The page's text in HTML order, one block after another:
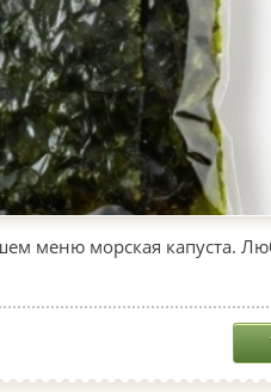
меню морская капуста.